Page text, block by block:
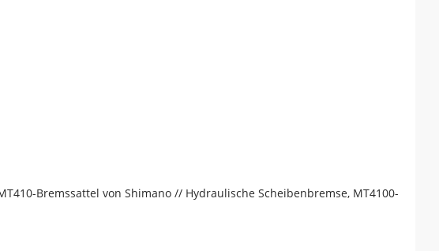
Bremssattel von Shimano // Hydraulische Scheibenbremse, MT4100-